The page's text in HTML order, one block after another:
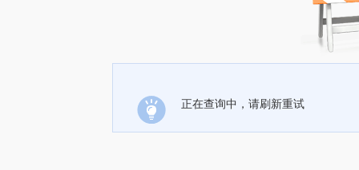
正在查询中，请刷新重试